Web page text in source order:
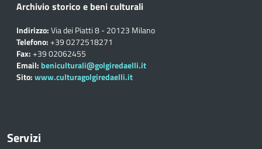
Archivio storico e beni culturali
Indirizzo:Via dei Piatti 8 - 20123 Milano
Telefono:+39 0272518271
Fax:+39 02062455
Email: beniculturali@golgiredaelli.it
Sito:www.culturagolgiredaelli.it
Servizi